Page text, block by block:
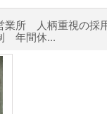
所 人柄重視の
年間休...